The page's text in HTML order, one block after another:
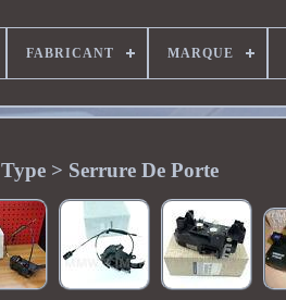
FABRICANT MARQUE
Type > Serrure De Porte